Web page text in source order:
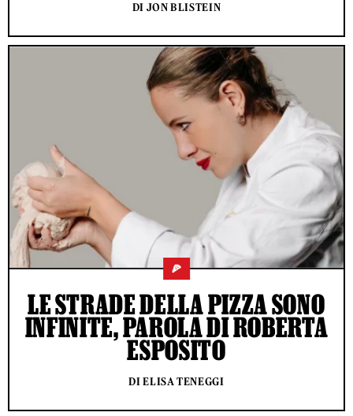
DI JON BLISTEIN
🍕
LE STRADE DELLA PIZZA SONO
INFINITE, PAROLA DI ROBERTA
ESPOSITO
DI ELISA TENEGGI